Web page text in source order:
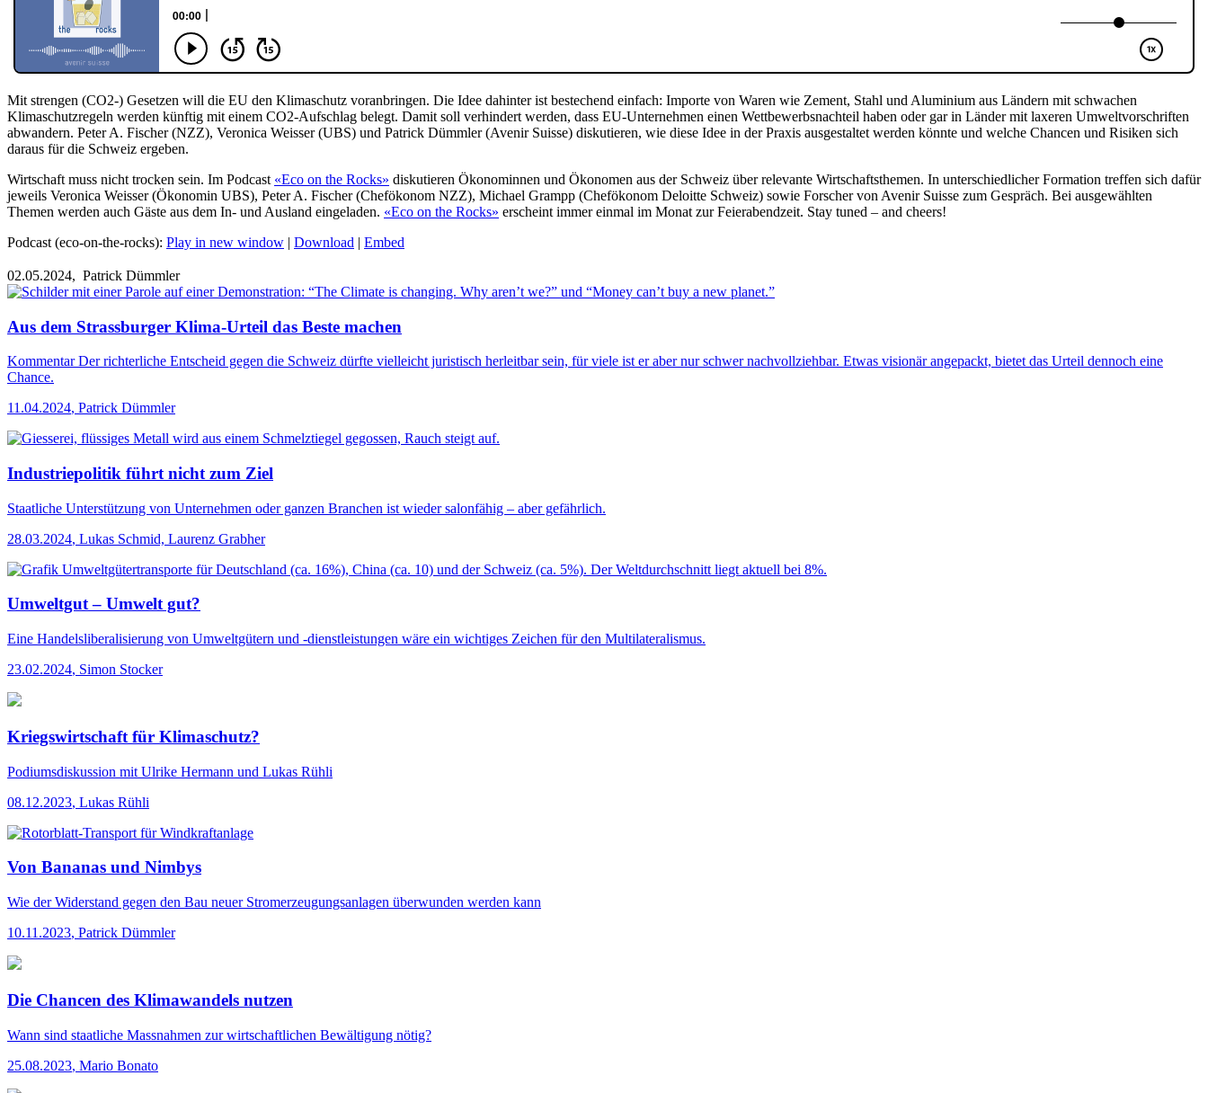
Mit strengen (CO2-) Gesetzen will die EU den Klimaschutz voranbringen. Die Idee dahinter ist bestechend einfach: Importe von Waren wie Zement, Stahl und Aluminium aus Ländern mit schwachen
Klimaschutzregeln werden künftig mit einem CO2-Aufschlag belegt. Damit soll verhindert werden, dass EU-Unternehmen einen Wettbewerbsnachteil haben oder gar in Länder mit laxeren Umweltvorschriften
abwandern. Peter A. Fischer (NZZ), Veronica Weisser (UBS) und Patrick Dümmler (Avenir Suisse) diskutieren, wie diese Idee in der Praxis ausgestaltet werden könnte und welche Chancen und Risiken sich
daraus für die Schweiz ergeben.
Wirtschaft muss nicht trocken sein. Im Podcast «Eco on the Rocks» diskutieren Ökonominnen und Ökonomen aus der Schweiz über relevante Wirtschaftsthemen. In unterschiedlicher Formation treffen sich dafür
jeweils Veronica Weisser (Ökonomin UBS), Peter A. Fischer (Chefökonom NZZ), Michael Grampp (Chefökonom Deloitte Schweiz) sowie Forscher von Avenir Suisse zum Gespräch. Bei ausgewählten
Themen werden auch Gäste aus dem In- und Ausland eingeladen. «Eco on the Rocks» erscheint immer einmal im Monat zur Feierabendzeit. Stay tuned – and cheers!
Podcast (eco-on-the-rocks): Play in new window | Download | Embed
02.05.2024, Patrick Dümmler
Aus dem Strassburger Klima-Urteil das Beste machen
KommentarDer richterliche Entscheid gegen die Schweiz dürfte vielleicht juristisch herleitbar sein, für viele ist er aber nur schwer nachvollziehbar. Etwas visionär angepackt, bietet das Urteil dennoch eine
Chance.
11.04.2024, Patrick Dümmler
Industriepolitik führt nicht zum Ziel
Staatliche Unterstützung von Unternehmen oder ganzen Branchen ist wieder salonfähig – aber gefährlich.
28.03.2024, Lukas Schmid, Laurenz Grabher
Umweltgut – Umwelt gut?
Eine Handelsliberalisierung von Umweltgütern und -dienstleistungen wäre ein wichtiges Zeichen für den Multilateralismus.
23.02.2024, Simon Stocker
Kriegswirtschaft für Klimaschutz?
Podiumsdiskussion mit Ulrike Hermann und Lukas Rühli
08.12.2023, Lukas Rühli
Von Bananas und Nimbys
Wie der Widerstand gegen den Bau neuer Stromerzeugungsanlagen überwunden werden kann
10.11.2023, Patrick Dümmler
Die Chancen des Klimawandels nutzen
Wann sind staatliche Massnahmen zur wirtschaftlichen Bewältigung nötig?
25.08.2023, Mario Bonato